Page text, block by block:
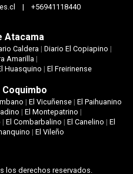
| +56941118440
Atacama
Caldera | Diario El Copiapino |
Amarilla |
Huasquino | El Freirinense
| El Vicuñense| El Paihuanino
| El Montepatrino |
|El Combarbalino |El Canelino |El
| El Vileño
los derechos reservados.